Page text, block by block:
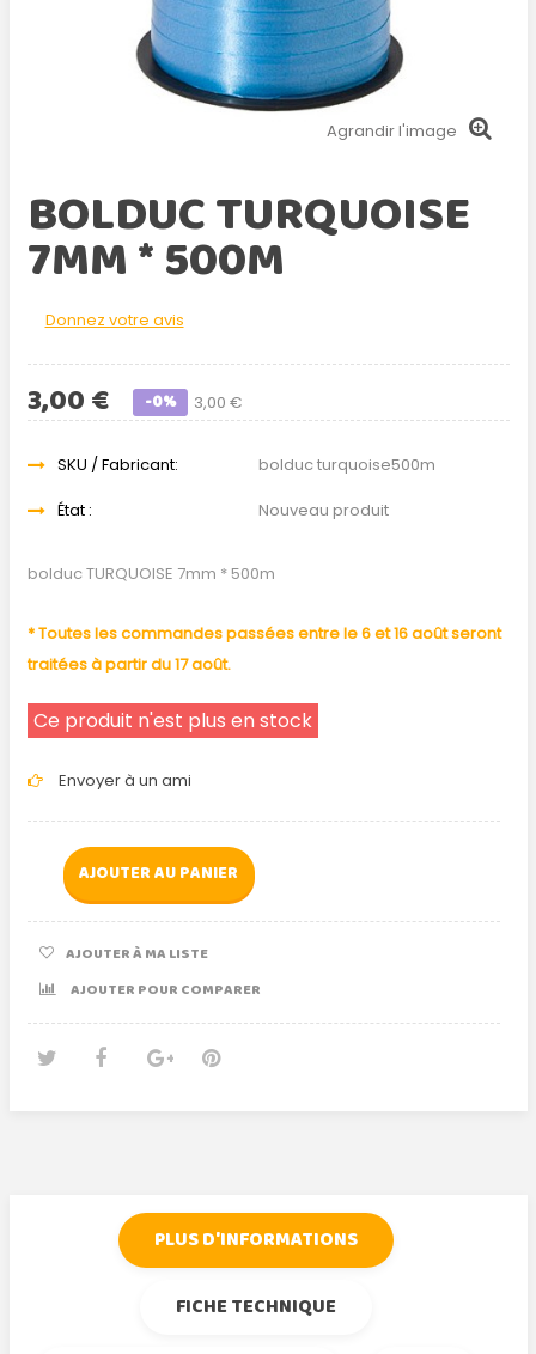
Agrandir l'image
BOLDUC TURQUOISE
7MM * 500M
Donnez votre avis
3,00 €
3,00 € -0%
SKU / Fabricant:
bolduc turquoise500m
État :
Nouveau produit
bolduc TURQUOISE 7mm * 500m
* Toutes les commandes passées entre le 6 et 16 août seront
traitées à partir du 17 août.
Ce produit n'est plus en stock
Envoyer à un ami
AJOUTER AU PANIER
AJOUTER À MA LISTE
AJOUTER POUR COMPARER
PLUS D'INFORMATIONS
FICHE TECHNIQUE